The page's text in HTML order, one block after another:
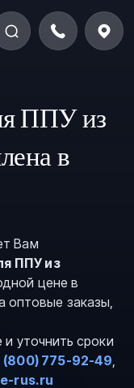
ППУ из
в
Вам
ППУ из
цене в
оптовые заказы,
уточнить сроки
(800) 775-92-49,
rus.ru